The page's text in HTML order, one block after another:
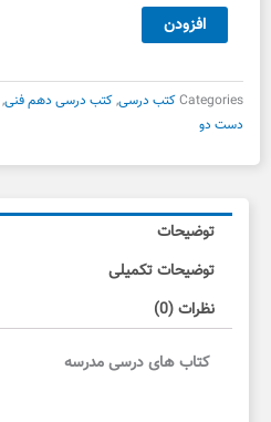
همراه
گرافیک
افزودن
Categoriesکتب درسی,کتب درسی دهم فنی,
دست دو
توضیحات
توضیحات تکمیلی
نظرات (0)
کتاب های درسی مدرسه